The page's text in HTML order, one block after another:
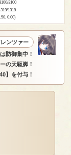
3100
1319
0.00)
ンツァー
防御集中！
の天駆脚！
】を付与！